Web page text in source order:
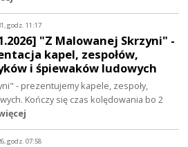
godz. 11:17
"Z Malowanej Skrzyni" -
kapel, zespołów,
i śpiewaków ludowych
- prezentujemy kapele, zespoły,
Kończy się czas kolędowania bo 2
godz. 07:58